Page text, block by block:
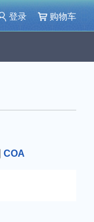
登录 购物车
COA